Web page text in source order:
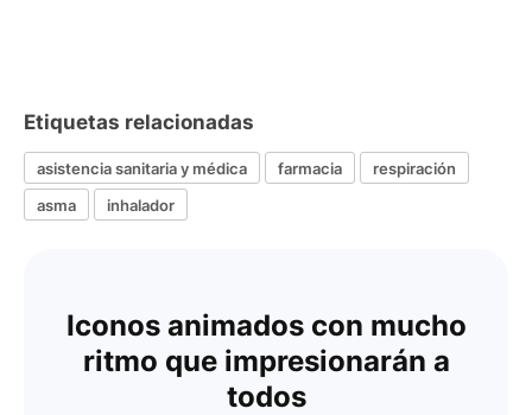
Etiquetas relacionadas
asistencia sanitaria y médica farmacia
respiración
asma
inhalador
Iconos animados con mucho
ritmo que impresionarán a
todos